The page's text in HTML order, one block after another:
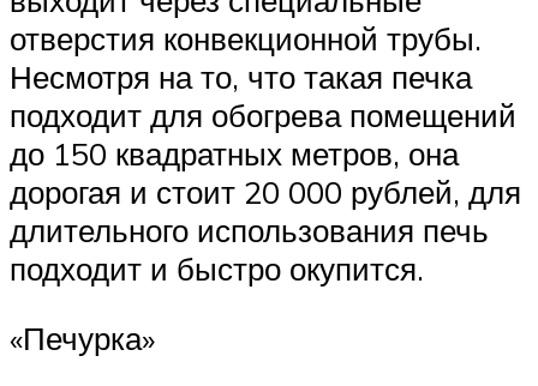
отверстия конвекционной трубы.
Несмотря на то, что такая печка
подходит для обогрева помещений
до 150 квадратных метров, она
дорогая и стоит 20 000 рублей, для
длительного использования печь
подходит и быстро окупится.
«Печурка»